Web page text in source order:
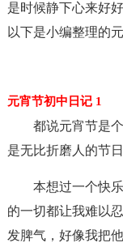
是时候静下心来好
以下是小编整理的
元宵节初中日记 1
都说元宵节是
是无比折磨人的节日
本想过一个快
的一切都让我难以
发脾气，好像我把